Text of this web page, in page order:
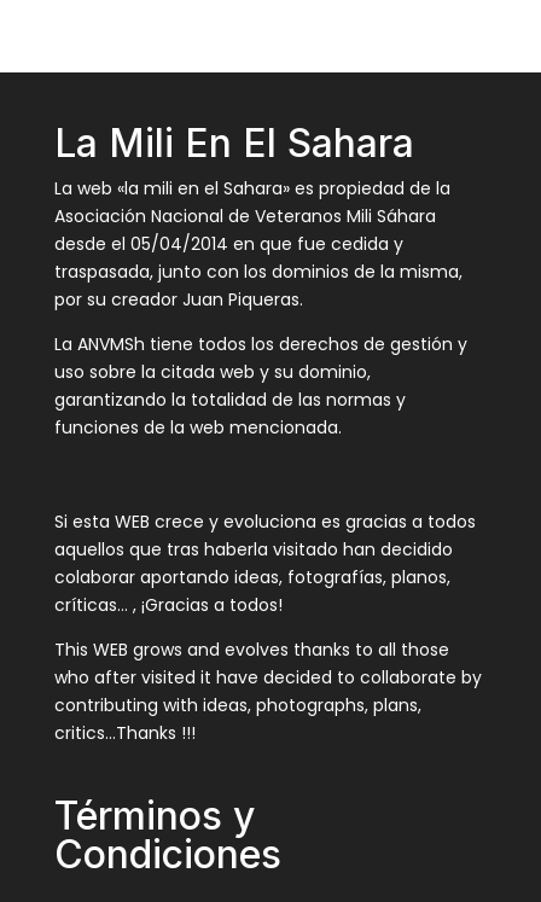
La Mili En El Sahara
La web «la mili en el Sahara» es propiedad de la
Asociación Nacional de Veteranos Mili Sáhara
desde el 05/04/2014 en que fue cedida y
traspasada, junto con los dominios de la misma,
por su creador Juan Piqueras.
La ANVMSh tiene todos los derechos de gestión y
uso sobre la citada web y su dominio,
garantizando la totalidad de las normas y
funciones de la web mencionada.
Si esta WEB crece y evoluciona es gracias a todos
aquellos que tras haberla visitado han decidido
colaborar aportando ideas, fotografías, planos,
críticas… , ¡Gracias a todos!
This WEB grows and evolves thanks to all those
who after visited it have decided to collaborate by
contributing with ideas, photographs, plans,
critics…Thanks !!!
Términos y
Condiciones